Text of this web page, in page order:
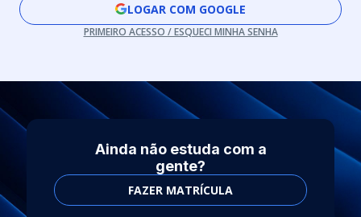
LOGAR COM GOOGLE
PRIMEIRO ACESSO / ESQUECI MINHA SENHA
Ainda não estuda com a
gente?
FAZER MATRÍCULA